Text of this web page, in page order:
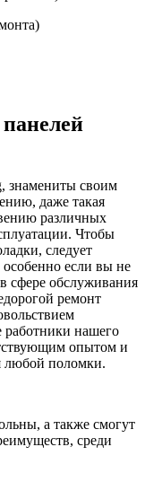
знамениты своим
даже такая
различных
Чтобы
следует
если вы не
сфере обслуживания
ремонт
работники нашего
опытом и
любой поломки.
а также смогут
среди